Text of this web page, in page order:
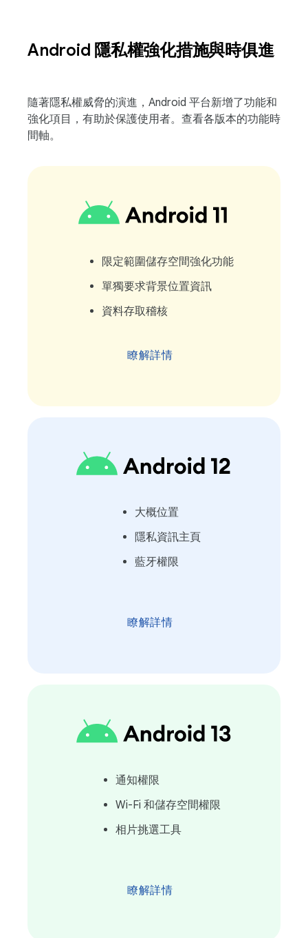
Android 隱私權強化措施與時俱進
隨著隱私權威脅的演進，Android 平台新增了功能和
強化項目，有助於保護使用者。查看各版本的功能時
間軸。
限定範圍儲存空間強化功能
單獨要求背景位置資訊
資料存取稽核
瞭解詳情
大概位置
隱私資訊主頁
藍牙權限
瞭解詳情
通知權限
Wi-Fi 和儲存空間權限
相片挑選工具
瞭解詳情